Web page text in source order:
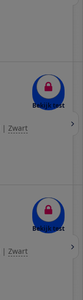
Bekijk test
| Zwart
Bekijk test
| Zwart